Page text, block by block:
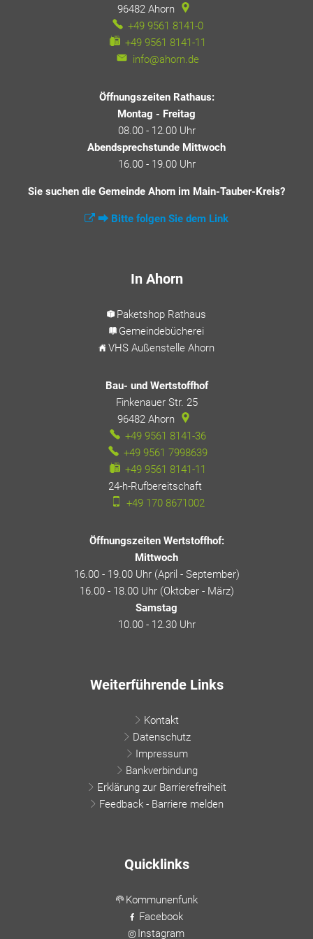
96482 Ahorn
+49 9561 8141-0
+49 9561 8141-11
info@ahorn.de
Öffnungszeiten Rathaus:
Montag - Freitag
08.00 - 12.00 Uhr
Abendsprechstunde Mittwoch
16.00 - 19.00 Uhr
Sie suchen die Gemeinde Ahorn im Main-Tauber-Kreis?
⮕ Bitte folgen Sie dem Link
In Ahorn
Paketshop Rathaus
Gemeindebücherei
VHS Außenstelle Ahorn
Bau- und Wertstoffhof
Finkenauer Str. 25
96482 Ahorn
+49 9561 8141-36
+49 9561 7998639
+49 9561 8141-11
24-h-Rufbereitschaft
+49 170 8671002
Öffnungszeiten Wertstoffhof:
Mittwoch
16.00 - 19.00 Uhr (April - September)
16.00 - 18.00 Uhr (Oktober - März)
Samstag
10.00 - 12.30 Uhr
Weiterführende Links
Kontakt
Datenschutz
Impressum
Bankverbindung
Erklärung zur Barrierefreiheit
Feedback - Barriere melden
Quicklinks
Kommunenfunk
Facebook
Instagram